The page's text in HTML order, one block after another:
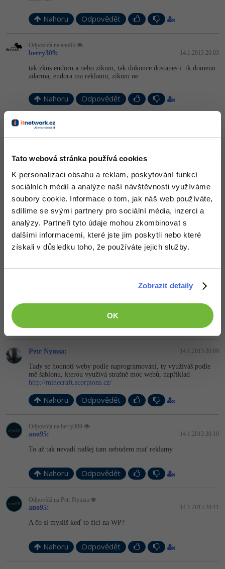
Tato webová stránka používá cookies
K personalizaci obsahu a reklam, poskytování funkcí
sociálních médií a analýze naší návštěvnosti využíváme
soubory cookie. Informace o tom, jak náš web používáte,
sdílíme se svými partnery pro sociální média, inzerci a
analýzy. Partneři tyto údaje mohou zkombinovat s
dalšími informacemi, které jste jim poskytli nebo které
získali v důsledku toho, že používáte jejich služby.
Zobrazit detaily
OK
Nahoru Odpovědět
Odpovídá na ano95
berry309: 14.1.2013 20:03
tak zkus endoru a nebo zikum, tak dokonce dostanes i .tk domenu
zdarma, endora ma reklamu, zikum ne
Nahoru Odpovědět
ano95:
Mne toto stačí 1,5gb miesta 5 subdomen a 5 mailov a 2 mysql
Nahoru Odpovědět
Odpovídá na ano95
no jenze cekas nez se stranka nacte
ale tak ja to 000... mel
onehda taky, hledal jsem neco bez reklamy
Nahoru Odpovědět
Petr Nymsa: 14.1.2013 20:09
Tady se hodnotí weby podle naprogramování, ty využíváš podle
mě šablonu, kterou využívá strašně moc webů, například
http://minecraft.scorpions.cz/
Nahoru Odpovědět
Odpovídá na berry309
ano95: 14.1.2013 20:10
To až tak nevadí radšej tam nebudem mať reklamy
Nahoru Odpovědět
Odpovídá na Petr Nymsa
ano95: 14.1.2013 20:11
A čo si myslíš keď to fici na WP?
Nahoru Odpovědět